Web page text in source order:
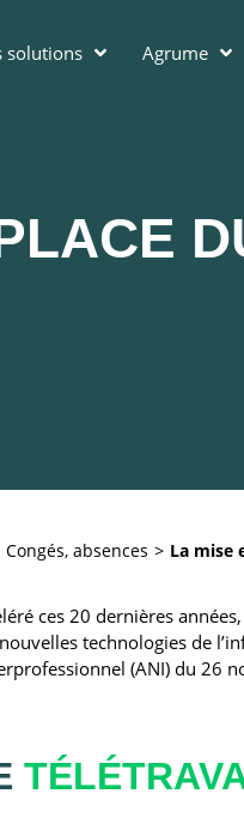
solutions Agrume
Congés, absences La mise
ces 20 dernières années,
technologies de
(ANI) du 26